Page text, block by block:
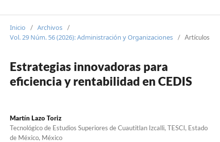
Inicio / Archivos /
Vol. 29 Núm. 56 (2026): Administración y Organizaciones / Artículos
Estrategias innovadoras para
eficiencia y rentabilidad en CEDIS
Martín Lazo Toriz
Tecnológico de Estudios Superiores de Cuautitlan Izcalli, TESCI, Estado
de México, México